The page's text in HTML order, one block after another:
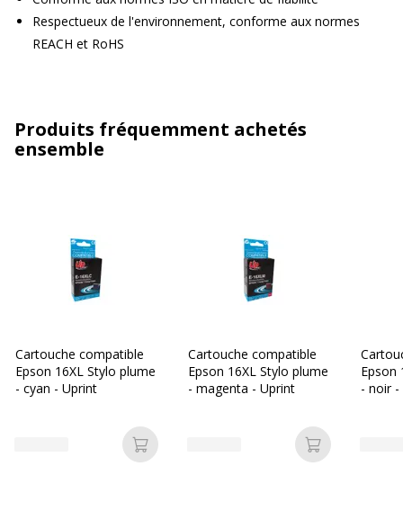
Respectueux de l'environnement, conforme aux normes
REACH et RoHS
Produits fréquemment achetés
ensemble
Cartouche compatible
Epson 16XL Stylo plume
- cyan - Uprint
Ajouter au panier
Cartouche compatible
Epson 16XL Stylo plume
- magenta - Uprint
Ajouter au
Epson
- noir -